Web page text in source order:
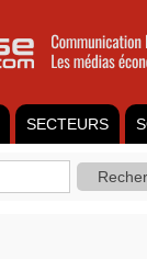
SECTEURS